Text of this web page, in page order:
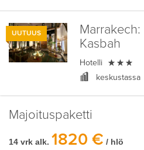
UUTUUS Marrakech:
Kasbah
Hotelli 
keskustassa
Majoituspaketti
14 vrk alk. 1820 € / hlö